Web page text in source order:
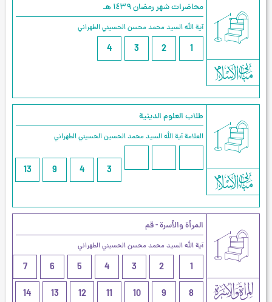
محاضرات شهر رمضان ۱٤۳٩ هـ
آية الله السيد محمد محسن الحسيني الطهراني
1
2
3
4
طلاب العلوم الدينية
العلامة آیة الله السيد محمد الحسين الحسيني الطهراني
3
4
9
13
المرأة والأسرة - قم
آية الله السيد محمد محسن الحسيني الطهراني
1
2
3
4
5
6
7
8
9
10
11
12
13
14